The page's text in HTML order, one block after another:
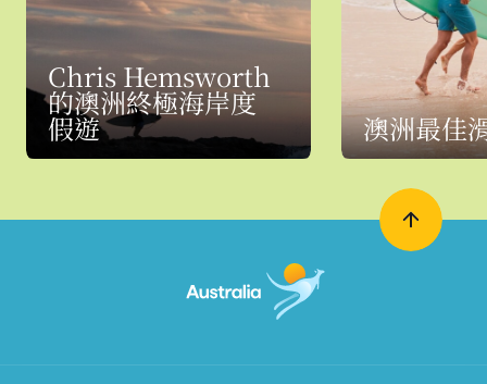
Chris Hemsworth
的澳洲終極海岸度
假遊 澳洲最佳